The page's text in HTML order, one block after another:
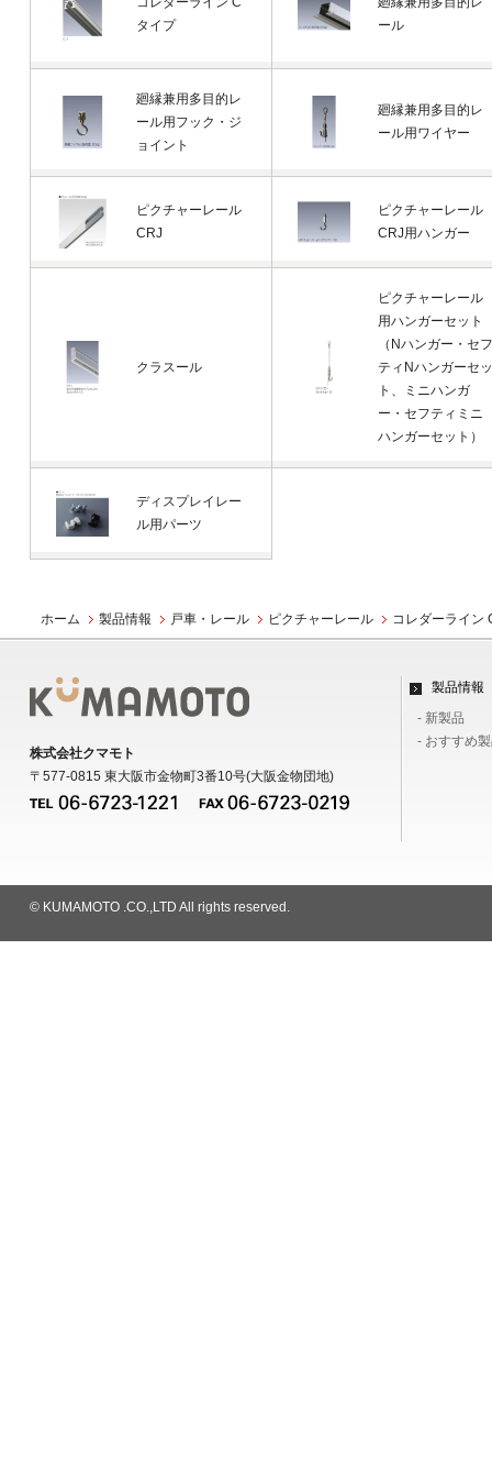
タイプ
ール
廻縁兼用多目的レ
ール用フック・ジ
ョイント
廻縁兼用多目的レ
ール用ワイヤー
ピクチャーレール
CRJ
ピクチャーレール
CRJ用ハンガー
クラスール
ピクチャーレール
用ハンガーセット
（Nハンガー・セ
ティNハンガーセ
ト、ミニハンガ
ー・セフティミニ
ハンガーセット）
ディスプレイレー
ル用パーツ
ホーム 製品情報 戸車・レール ピクチャーレール コレダーライン
株式会社クマモト
〒577-0815 東大阪市金物町3番10号(大阪金物団地)
製品情報
- 新製品
- おすすめ
© KUMAMOTO .CO.,LTD All rights reserved.